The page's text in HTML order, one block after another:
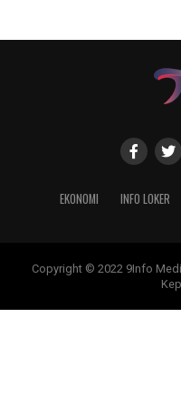
EKONOMI INFO LOKER
Copyright © 2022 9Info